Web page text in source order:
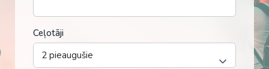
Ceļotāji